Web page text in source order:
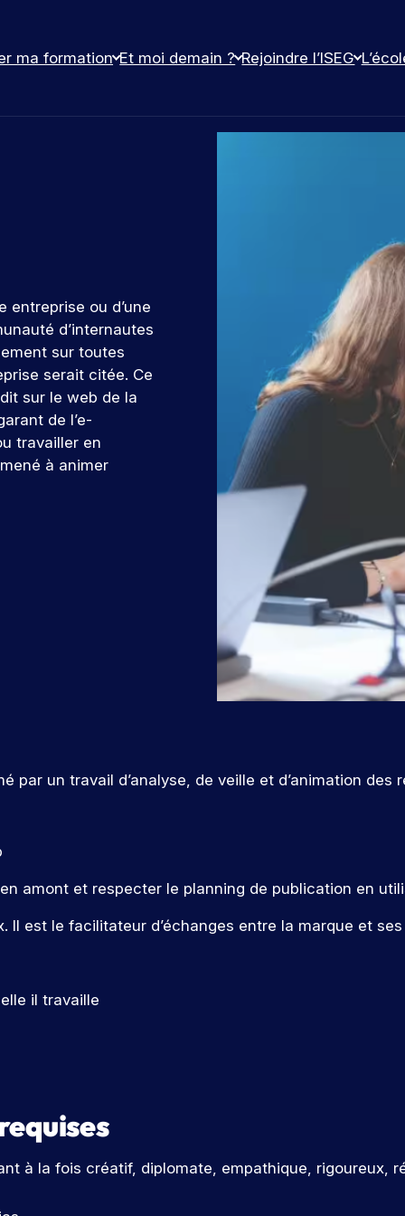
ma formation Et moi demain ? Rejoindre l’ISEG
entreprise ou d’une
d’internautes
sur toutes
serait citée. Ce
sur le web de la
de l’e-
travailler en
à animer
par un travail d’analyse, de veille et d’animation
amont et respecter le planning de publication en
Il est le facilitateur d’échanges entre la marque et
il travaille
à la fois créatif, diplomate, empathique, rigoureux,